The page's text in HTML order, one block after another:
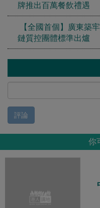
牌推出百萬餐飲禮遇
【全國首個】廣東築
鏈質控團體標準出爐
評論
你